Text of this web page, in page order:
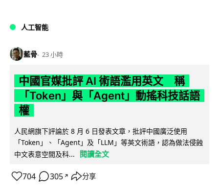
人工智能
藍骨 23 小時
中國官媒批評 AI 術語濫用英文 稱
「Token」與「Agent」動搖科技話語
權
人民網旗下評論於 8 月 6 日發表文章，批評中國廣泛使用
「Token」、「Agent」及「LLM」等英文術語，認為做法侵蝕
中文表意空間及科...
閱讀全文
704 305 ↗ 分享